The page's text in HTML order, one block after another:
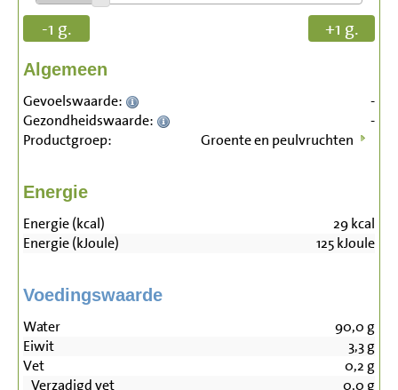
-1 g. +1 g.
Algemeen
Gevoelswaarde:
-
Gezondheidswaarde:
-
Productgroep:
Groente en peulvruchten
Energie
Energie (kcal) 29kcal
Energie (kJoule)
125kJoule
Voedingswaarde
Water 90,0 g
Eiwit
3,3g
Vet
0,2 g
Verzadigd vet
0,0 g